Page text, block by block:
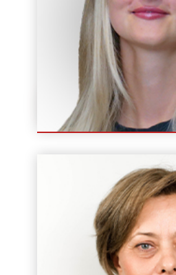
Angelika Maj
Instruktor / Wykładowca